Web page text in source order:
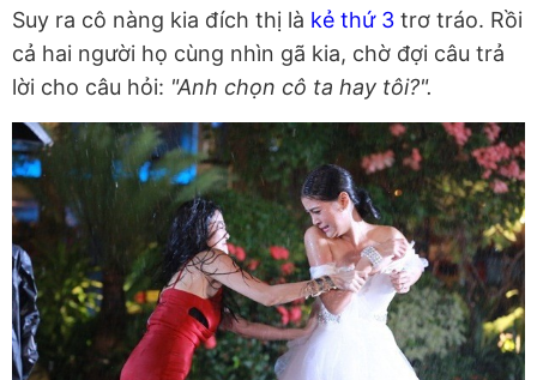
Suy ra cô nàng kia đích thị là kẻ thứ 3 trơ tráo. Rồi
cả hai người họ cùng nhìn gã kia, chờ đợi câu trả
lời cho câu hỏi: "Anh chọn cô ta hay tôi?".